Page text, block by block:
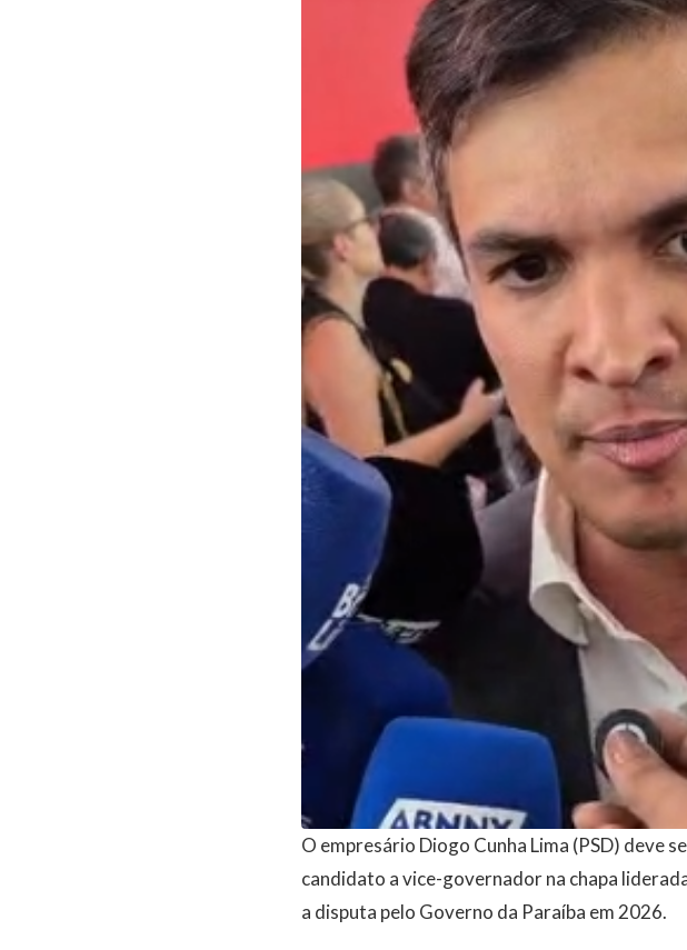
O empresário Diogo Cunha Lima (PSD) deve
candidato a vice-governador na chapa
a disputa pelo Governo da Paraíba em 2026.